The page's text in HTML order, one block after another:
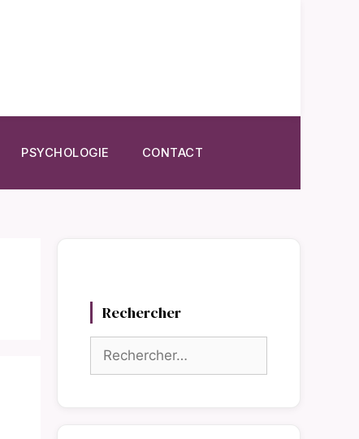
PSYCHOLOGIE CONTACT
Rechercher
Rechercher :